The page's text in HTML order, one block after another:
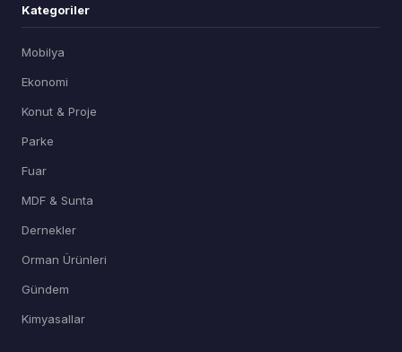
Kategoriler
Mobilya
Ekonomi
Konut & Proje
Parke
Fuar
MDF & Sunta
Dernekler
Orman Ürünleri
Gündem
Kimyasallar